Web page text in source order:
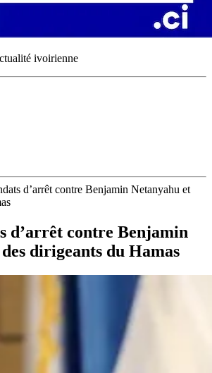
ivoirienne
d’arrêt contre Benjamin Netanyahu et
d’arrêt contre Benjamin
dirigeants du Hamas